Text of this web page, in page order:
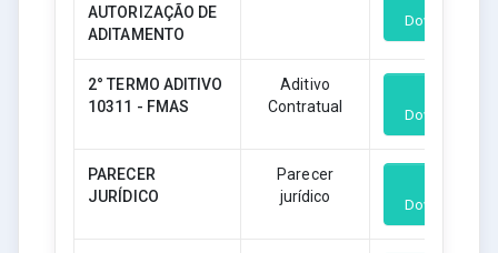
AUTORIZAÇÃO DE
ADITAMENTO
Download
2° TERMO ADITIVO
10311 - FMAS
Aditivo
Contratual
Download
PARECER
JURÍDICO
Parecer
jurídico
Download